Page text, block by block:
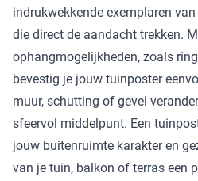
indrukwekkende exemplaren
die direct de aandacht trekken.
ophangmogelijkheden, zoals
bevestig je jouw tuinposter
muur, schutting of gevel
sfeervol middelpunt. Een
jouw buitenruimte karakter en
van je tuin, balkon of terras een